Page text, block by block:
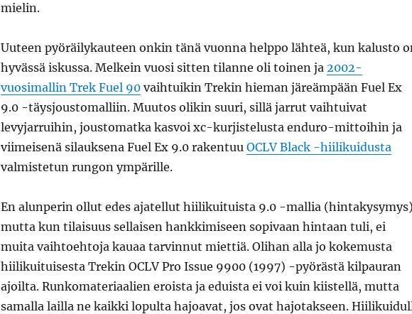
mielin.
Uuteen pyöräilykauteen onkin tänä vuonna helppo lähteä, kun kalusto
hyvässä iskussa. Melkein vuosi sitten tilanne oli toinen ja 2002-
vuosimallin Trek Fuel 90vaihtuikin Trekin hieman järeämpään Fuel Ex
9.0 -täysjoustomalliin. Muutos olikin suuri, sillä jarrut vaihtuivat
levyjarruihin, joustomatka kasvoi xc-kurjistelusta enduro-mittoihin ja
viimeisenä silauksena Fuel Ex 9.0 rakentuu OCLV Black -hiilikuidusta
valmistetun rungon ympärille.
En alunperin ollut edes ajatellut hiilikuituista 9.0 -mallia
mutta kun tilaisuus sellaisen hankkimiseen sopivaan hintaan tuli, ei
muita vaihtoehtoja kauaa tarvinnut miettiä. Olihan alla jo kokemusta
hiilikuituisesta Trekin OCLV Pro Issue 9900 (1997) -pyörästä kilpauran
ajoilta. Runkomateriaalien eroista ja eduista ei voi kuin kiistellä, mutta
samalla lailla ne kaikki lopulta hajoavat, jos ovat hajotakseen.